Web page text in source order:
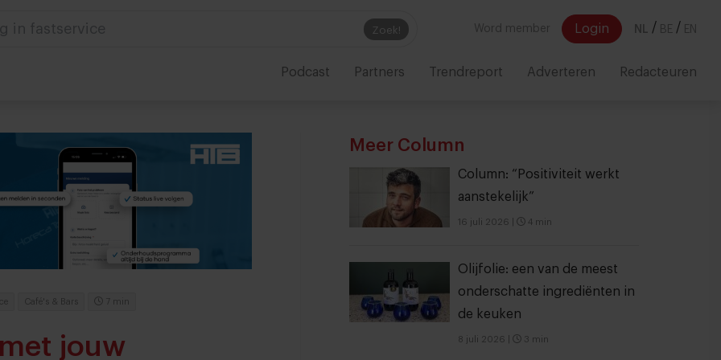
Zoek!
in fastservice Word member Login NL / BE / EN
Podcast Partners Trendreport Adverteren Redacteuren
Café's & Bars 7 min
jouw
Meer Column
Column: “Positiviteit werkt
aanstekelijk”
16 juli 2026 4 min
Olijfolie: een van de meest
onderschatte ingrediënten in
de keuken
8 juli 2026 3 min